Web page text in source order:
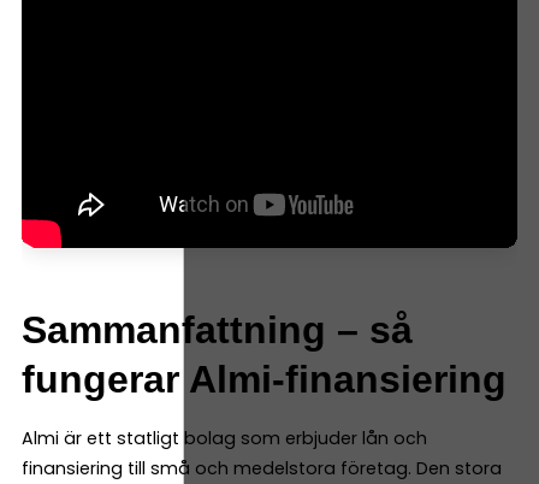
Sammanfattning – så
fungerar Almi-finansiering
Almi är ett statligt bolag som erbjuder lån och
finansiering till små och medelstora företag. Den stora